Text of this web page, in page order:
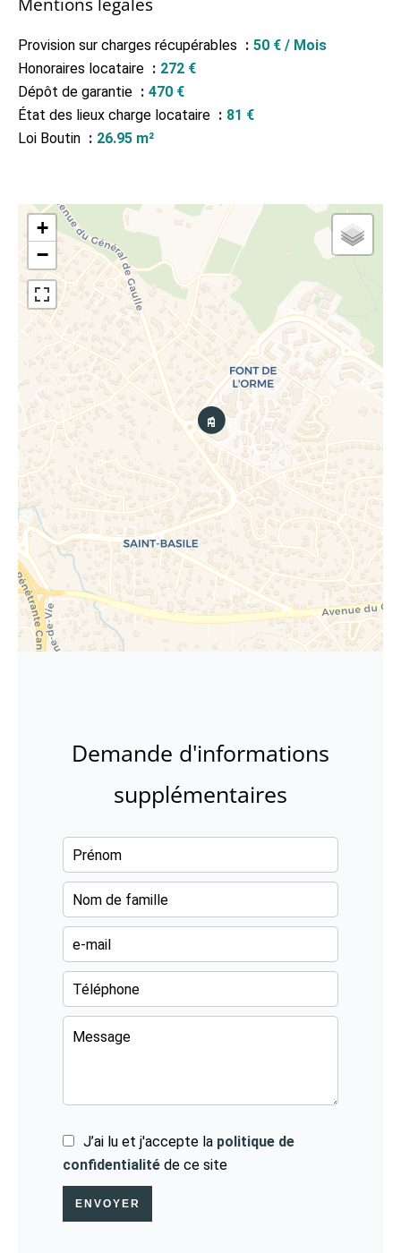
Provision sur charges récupérables
50 € / Mois
Honoraires locataire
272 €
Dépôt de garantie
470 €
État des lieux charge locataire
81 €
Loi Boutin
26.95 m²
+
−
Demande d'informations
supplémentaires
J’ai lu et j'accepte la politique de
confidentialité de ce site
ENVOYER